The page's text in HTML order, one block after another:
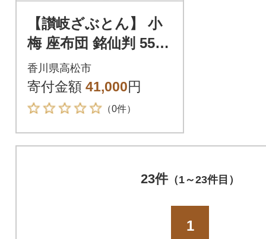
【讃岐ざぶとん】 小
梅 座布団 銘仙判 55×5
9cm 5枚組 日本製 綿
わた100% エンジ
香川県高松市
寄付金額 41,000円
（0件）
23件（1～23件目）
1